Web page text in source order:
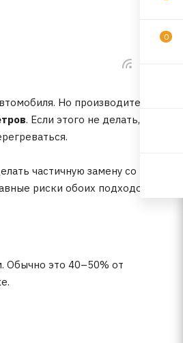
Но производители
. Если этого не делать,
частичную замену со
риски обоих подходов.
Обычно это 40–50% от
0